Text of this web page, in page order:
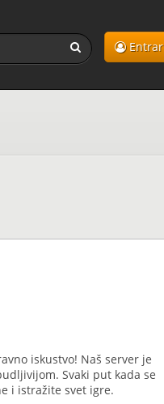
Entrar
iskustvo! Naš server je
Svaki put kada se
i istražite svet igre.